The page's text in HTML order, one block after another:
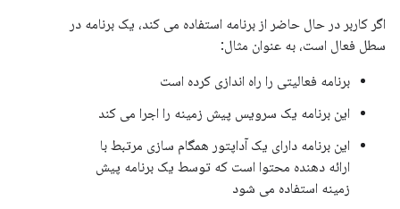
اگر کاربر در حال حاضر از برنامه استفاده می کند، یک برنامه در
سطل فعال است، به عنوان مثال:
برنامه فعالیتی را راه اندازی کرده است
این برنامه یک سرویس پیش زمینه را اجرا می کند
این برنامه دارای یک آداپتور همگام سازی مرتبط با
ارائه دهنده محتوا است که توسط یک برنامه پیش
زمینه استفاده می شود